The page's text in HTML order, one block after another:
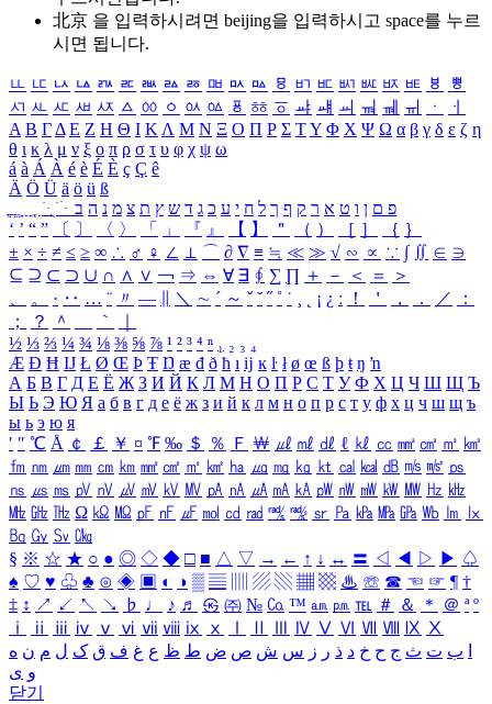
北京 을 입력하시려면 beijing을 입력하시고 space를 누르
시면 됩니다.
ㅥ ㅦ ㅧ ㅨ ㅩ ㅪ ㅫ ㅬ ㅭ ㅮ ㅯ ㅰ ㅱ ㅲ ㅳ ㅴ ㅵ ㅶ ㅷ ㅸ
ㅹ
ㅺ ㅻ ㅼ ㅽ ㅾ ㅿ ㆀ ㆁ ㆂ ㆃ ㆄ ㆅ ㆆ ㆇ ㆈ ㆉ ㆊ ㆋ ㆌ ㆍ
ㆎ
Α Β ΓΔ Ε Ζ Η Θ Ι ΚΛ Μ Ν Ξ Ο Π Ρ Σ ΤΥ Φ Χ Ψ Ω α β γ δ ε ζ η
θ ι κ λ μ ν ξ ο π ρ σ τ υ φ χ ψ ω
á à Á À é è É È ç Ç ê
Ä Ö Ü ä ö ü ß
ִֶֹ ֻּ ׁׂ פ ם ן ו ט א ר ק ף ך ל ח י ע כ ג ד ש ץ ת צ מ נ ה ב
‘ ’ “ ” 〔 〕 〈 〉 「 」 『 』 【 】 ＂ （ ） ［ ］ ｛ ｝
± × ÷ ≠ ≤ ≥ ∞ ∴ ♂ ♀ ∠ ⊥ ⌒ ∂ ∇ ≡ ≒ ≪ ≫ √ ∽ ∝ ∵ ∫ ∬ ∈ ∋
⊆ ⊇ ⊂ ⊃ ∪ ∩ ∧ ∨ ￢ ⇒ ⇔ ∀ ∃ ∮ ∑ ∏ ＋ － ＜ ＝
＞
、
。 · ‥ … ¨ 〃 ― ＼ ∼ ´ ～ ˇ ˘ ˝ ˚ ˙ ¸ ¡ ¿ ː ！ ＇ ， ． ／
：
；
？ ＾ ｀
½ ⅓ ⅔ ¼ ¾ ⅛ ⅜ ⅝ ⅞ ¹ ² ³ ⁴ ⁿ ₁ ₂ ₃ ₄
Æ Ð Ħ Ĳ Ł Ø Œ Þ Ŧ Ŋ æ đ ð ħ ı ĳ ĸ ŀ ł ø œ ß þ ŧ ŋ ŉ
А Б В Г Д Е Ё Ж З И Й К Л М Н О П Р С Т У Ф Х Ц Ч Ш Щ Ъ
Ы Ь Э Ю Я а б в г д е ё ж з и й к л м н о п р с т у ф х ц ч ш щ ъ
ы ь э ю я
′ ″ ℃ Å ￠ ￡ ￥ ¤ ℉ ‰ ＄ ％ Ｆ ￦ ㎕ ㎖ ㎗ ℓ ㎘ ㏄ ㎣ ㎤ ㎥ ㎦
㎙ ㎚ ㎛ ㎜ ㎝ ㎞ ㎟ ㎠ ㎡ ㎢ ㏊ ㎍ ㎎ ㎏ ㏏ ㎈ ㎉ ㏈ ㎧ ㎨ ㎰
㎱ ㎲ ㎳ ㎴ ㎵ ㎶ ㎷ ㎸ ㎹ ㎀ ㎁ ㎂ ㎃ ㎄ ㎺ ㎻ ㎽ ㎾ ㎿ ㎐ ㎑
㎒ ㎓ ㎔ Ω ㏀ ㏁ ㎊ ㎋ ㎌ ㏖ ㏅ ㎭ ㎮ ㎯ ㏛ ㎩ ㎪ ㎫ ㎬ ㏝ ㏐
㏓
㏃ ㏉ ㏜ ㏆
§ ※ ☆ ★ ○ ● ◎ ◇ ◆ □ ■ △ ▽ → ← ↑ ↓ ↔ 〓 ◁ ◀ ▷ ▶ ♤
♠ ♡ ♥ ♧ ♣ ⊙ ◈ ▣ ◐ ◑ ▒ ▤ ▨ ▧ ▦ ▩ ♨ ☏ ☎ ☜ ☞ ¶ †
‡ ↕ ↗ ↙ ↖ ↘ ♭ ♩ ♪ ♬ ㉿ ㈜ № ㏇ ™ ㏂ ㏘ ℡ ＃ ＆ ＊ ＠ ª º
ⅰ
ⅱ ⅲ ⅳ ⅴ ⅵ ⅶ ⅷ ⅸ ⅹ Ⅳ Ⅴ Ⅵ Ⅶ Ⅷ Ⅸ Ⅹ
ب ت ث ج ح خ د ذ ر ز س ش ص ض ط ظ ع غ ف ق ک ل م ن ه
و ی
닫기